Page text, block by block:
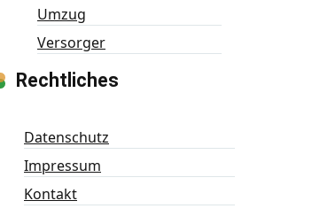
Umzug
Versorger
Rechtliches
Datenschutz
Impressum
Kontakt